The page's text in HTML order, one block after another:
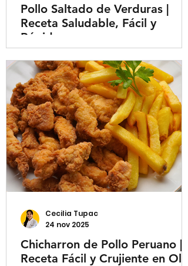
Pollo Saltado de Verduras |
Receta Saludable, Fácil y
Rápida
Chicharron de Pollo Peruano |
Receta Fácil y Crujiente en Olla
Cecilia Tupac
24 nov 2025